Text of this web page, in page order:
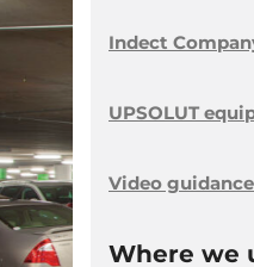
Indect
UPSOLUT
Video
Where we